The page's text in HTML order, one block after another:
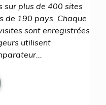
sur plus de 400 sites
de 190 pays. Chaque
sont enregistrées
utilisent